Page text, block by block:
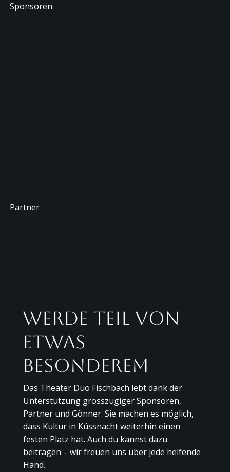
Sponsoren
Partner
Werde Teil von
etwas
Besonderem
Das Theater Duo Fischbach lebt dank der
Unterstützung grosszügiger Sponsoren,
Partner und Gönner. Sie machen es möglich,
dass Kultur in Küssnacht weiterhin einen
festen Platz hat. Auch du kannst dazu
beitragen – wir freuen uns über jede helfende
Hand.